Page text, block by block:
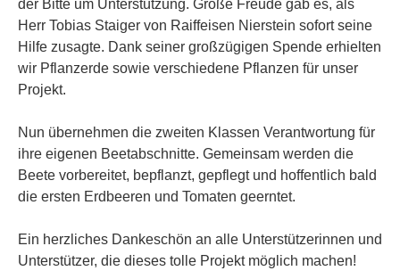
der Bitte um Unterstützung. Große Freude gab es, als
Herr Tobias Staiger von Raiffeisen Nierstein sofort seine
Hilfe zusagte. Dank seiner großzügigen Spende erhielten
wir Pflanzerde sowie verschiedene Pflanzen für unser
Projekt.
Nun übernehmen die zweiten Klassen Verantwortung für
ihre eigenen Beetabschnitte. Gemeinsam werden die
Beete vorbereitet, bepflanzt, gepflegt und hoffentlich bald
die ersten Erdbeeren und Tomaten geerntet.
Ein herzliches Dankeschön an alle Unterstützerinnen und
Unterstützer, die dieses tolle Projekt möglich machen!